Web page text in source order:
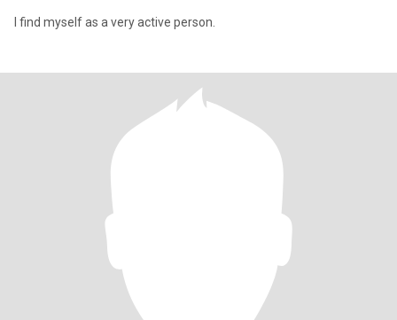
I find myself as a very active person.